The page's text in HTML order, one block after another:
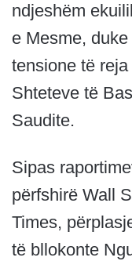
ndjeshëm
e Mesme,
tensione të
Shteteve të
Saudite.
Sipas
përfshirë Wall
Times,
të bllokonte